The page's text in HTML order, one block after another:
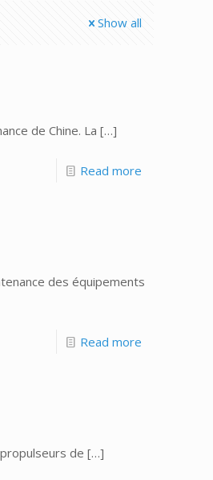
Show all
de Chine. La […]
Read more
des équipements
Read more
de […]